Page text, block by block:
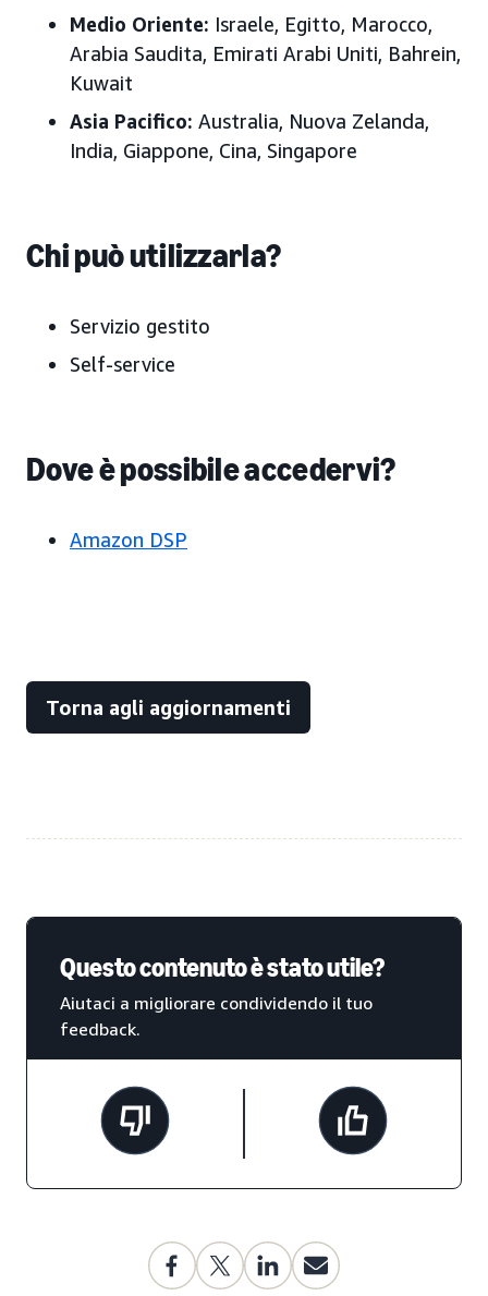
Medio Oriente: Israele, Egitto, Marocco,
Arabia Saudita, Emirati Arabi Uniti, Bahrein,
Kuwait
Asia Pacifico: Australia, Nuova Zelanda,
India, Giappone, Cina, Singapore
Chi può utilizzarla?
Servizio gestito
Self-service
Dove è possibile accedervi?
Amazon DSP
Torna agli aggiornamenti
Questo contenuto è stato utile?
Aiutaci a migliorare condividendo il tuo
feedback.